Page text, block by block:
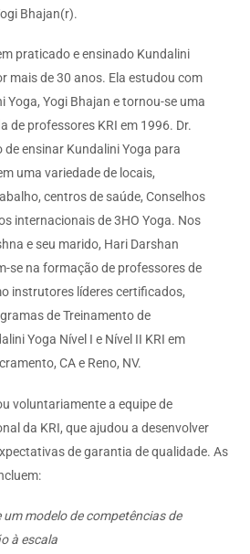
Bhajan(r).
praticado e ensinado Kundalini
mais de 30 anos. Ela estudou com
Yoga, Yogi Bhajan e tornou-se uma
de professores KRI em 1996. Dr.
ensinar Kundalini Yoga para
uma variedade de locais,
centros de saúde, Conselhos
internacionais de 3HO Yoga. Nos
e seu marido, Hari Darshan
se na formação de professores de
instrutores líderes certificados,
de Treinamento de
Yoga Nível I e Nível II KRI em
CA e Reno, NV.
voluntariamente a equipe de
da KRI, que ajudou a desenvolver
de garantia de qualidade. As
um modelo de competências de
à escala